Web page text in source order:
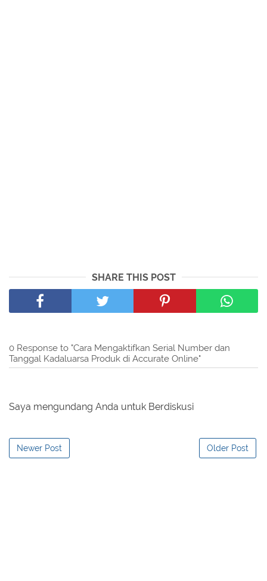
SHARE THIS POST
0 Response to "Cara Mengaktifkan Serial Number dan
Tanggal Kadaluarsa Produk di Accurate Online"
Saya mengundang Anda untuk Berdiskusi
Newer Post Older Post